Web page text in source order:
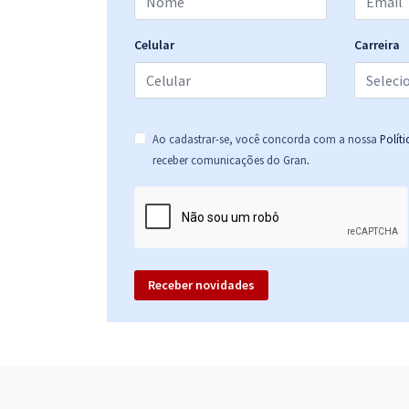
Conhecimentos Específicos para o cargo de
Prefeitura de Formosa do Rio Preto - BA -
Edital)
Prefeitura de Formosa do Rio Preto - BA -
Professor Ensino Fundamental Anos Iniciais –
Prefeitura de Formosa do Rio Preto - BA - Técnico
Celular Carreira
Ao cadastrar-se, você concorda com a nossa
receber comunicações do Gran.
Receber novidades